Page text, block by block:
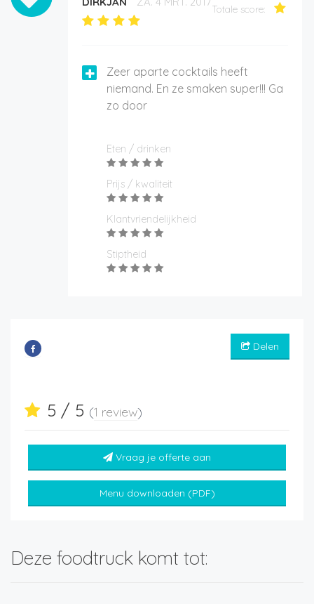
Totale score:
Zeer aparte cocktails heeft
niemand. En ze smaken super!!! Ga
zo door
Eten / drinken
Prijs / kwaliteit
Klantvriendelijkheid
Stiptheid
Delen
5 / 5 (1 review)
Vraag je offerte aan
Menu downloaden (PDF)
Deze foodtruck komt tot: